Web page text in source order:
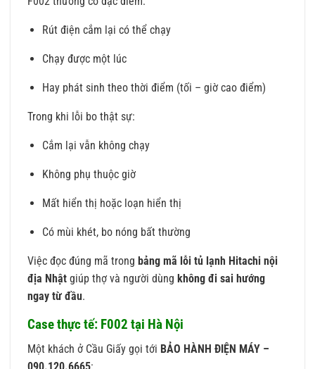
Rút điện cắm lại có thể chạy
Chạy được một lúc
Hay phát sinh theo thời điểm (tối – giờ cao điểm)
Trong khi lỗi bo thật sự:
Cắm lại vẫn không chạy
Không phụ thuộc giờ
Mất hiển thị hoặc loạn hiển thị
Có mùi khét, bo nóng bất thường
Việc đọc đúng mã trong bảng mã lỗi tủ lạnh Hitachi nội
địa Nhật giúp thợ và người dùng không đi sai hướng
ngay từ đầu.
Case thực tế: F002 tại Hà Nội
Một khách ở Cầu Giấy gọi tới BẢO HÀNH ĐIỆN MÁY –